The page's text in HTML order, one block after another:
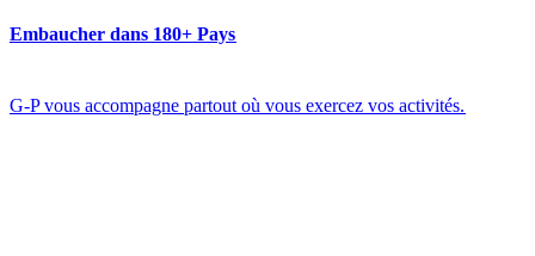
Embaucher dans 180+ Pays​​
G-P vous accompagne partout où vous exercez vos activités.​​